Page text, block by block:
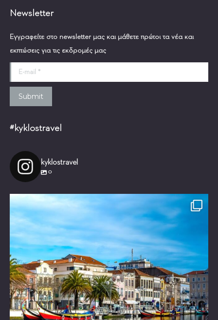
Newsletter
Εγγραφείτε στο newsletter μας και μάθετε πρώτοι τα νέα και
εκπτώσεις για τις εκδρομές μας
E-mail *
Submit
#kyklostravel
kyklostravel
0
Είστε έτοιμοι για ένα μαγικό ταξίδι!